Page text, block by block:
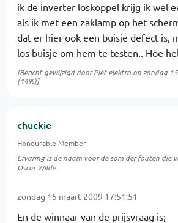
ik de inverter loskoppel krijg ik wel
als ik met een zaklamp op het
dat er hier ook een buisje defect is,
los buisje om hem te testen.. Hoe
[Bericht gewijzigd doorPiet elektro op zondag
(44%)]
chuckie
Honourable Member
Ervaring is de naam voor de som der fouten die
Oscar Wilde
zondag 15 maart 2009 17:51:51
En de winnaar van de prijsvraag is;